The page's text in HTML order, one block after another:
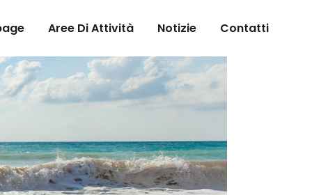
Aree Di Attività Notizie Contatti